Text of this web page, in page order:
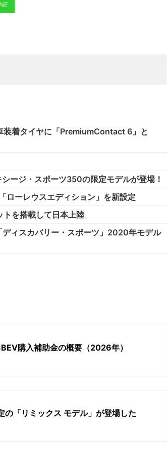
装着タイヤに「PremiumContact 6」と
ージ・スポーツ350の限定モデルが登場！
ローレウスエディション」を新設定
トを搭載して日本上陸
ィスカバリー・スポーツ」2020年モデル
購入補助金の概要（2026年）
「リミックス モデル」が登場した